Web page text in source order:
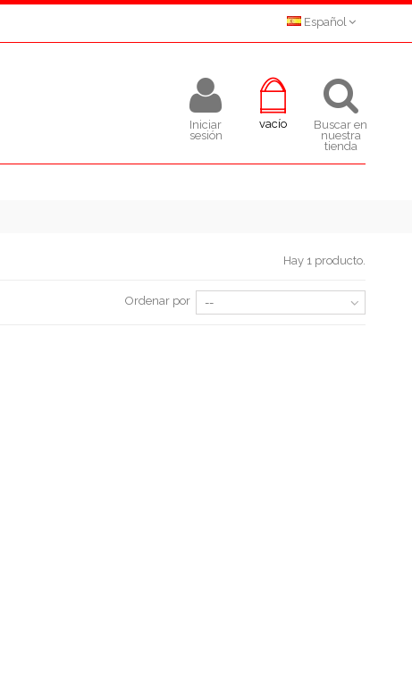
Español
Buscar en
nuestra
tienda
vacío
Iniciar
sesión
Hay 1 producto.
Ordenar por --